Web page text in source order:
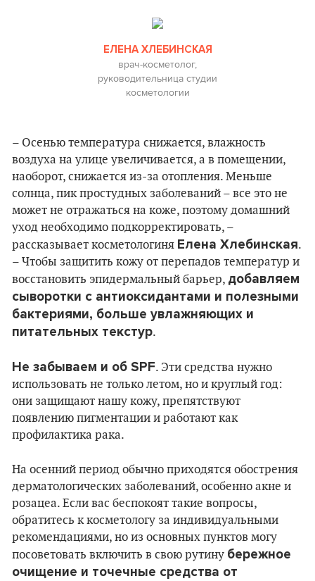
ЕЛЕНА ХЛЕБИНСКАЯ
врач-косметолог,
руководительница студии
косметологии
– Осенью температура снижается, влажность
воздуха на улице увеличивается, а в помещении,
наоборот, снижается из-за отопления. Меньше
солнца, пик простудных заболеваний – все это не
может не отражаться на коже, поэтому домашний
уход необходимо подкорректировать, –
рассказывает косметологиня Елена Хлебинская.
– Чтобы защитить кожу от перепадов температур и
восстановить эпидермальный барьер, добавляем
сыворотки с антиоксидантами и полезными
бактериями, больше увлажняющих и
питательных текстур.
Не забываем и об SPF. Эти средства нужно
использовать не только летом, но и круглый год:
они защищают нашу кожу, препятствуют
появлению пигментации и работают как
профилактика рака.
На осенний период обычно приходятся обострения
дерматологических заболеваний, особенно акне и
розацеа. Если вас беспокоят такие вопросы,
обратитесь к косметологу за индивидуальными
рекомендациями, но из основных пунктов могу
посоветовать включить в свою рутину бережное
очищение и точечные средства от